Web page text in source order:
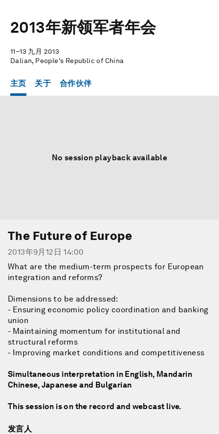
2013年新领军者年会
11–13 九月 2013
Dalian, People's Republic of China
主页 关于 合作伙伴
No session playback available
The Future of Europe
2013年9月12日 14:00
What are the medium-term prospects for European
integration and reforms?
Dimensions to be addressed:
- Ensuring economic policy coordination and banking
union
- Maintaining momentum for institutional and
structural reforms
- Improving market conditions and competitiveness
Simultaneous interpretation in English, Mandarin
Chinese, Japanese and Bulgarian
This session is on the record and webcast live.
发言人